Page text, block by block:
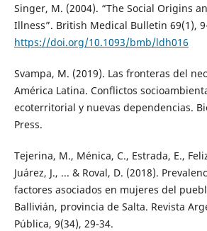
Singer, M. (2004). “The Social Origins
Illness”. British Medical Bulletin 69(1),
https://doi.org/10.1093/bmb/ldh016
Svampa, M. (2019). Las fronteras del
América Latina. Conflictos
ecoterritorial y nuevas dependencias.
Press.
Tejerina, M., Ménica, C., Estrada, E.,
Juárez, J., ... & Roval, D. (2018).
factores asociados en mujeres del
Ballivián, provincia de Salta. Revista
Pública, 9(34), 29-34.